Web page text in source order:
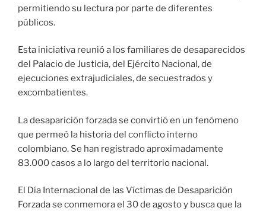
permitiendo su lectura por parte de diferentes
públicos.
Esta iniciativa reunió a los familiares de desaparecidos
del Palacio de Justicia, del Ejército Nacional, de
ejecuciones extrajudiciales, de secuestrados y
excombatientes.
La desaparición forzada se convirtió en un fenómeno
que permeó la historia del conflicto interno
colombiano. Se han registrado aproximadamente
83.000 casos a lo largo del territorio nacional.
El Día Internacional de las Víctimas de Desaparición
Forzada se conmemora el 30 de agosto y busca que la